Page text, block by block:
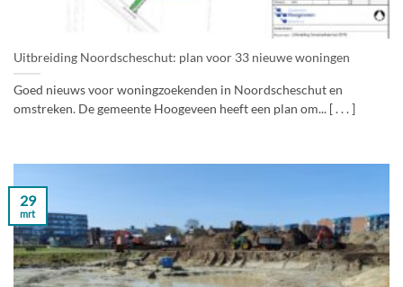
Uitbreiding Noordscheschut: plan voor 33 nieuwe woningen
Goed nieuws voor woningzoekenden in Noordscheschut en
omstreken. De gemeente Hoogeveen heeft een plan om... [ . . . ]
29
mrt